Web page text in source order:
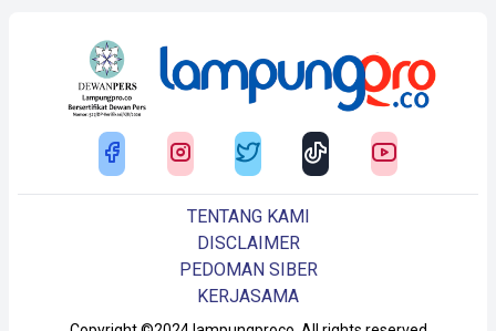
TENTANG KAMI
DISCLAIMER
PEDOMAN SIBER
KERJASAMA